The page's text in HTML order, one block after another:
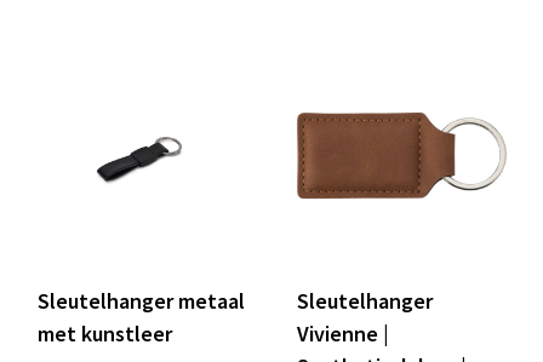
Sleutelhanger metaal
met kunstleer
Sleutelhanger
Vivienne |